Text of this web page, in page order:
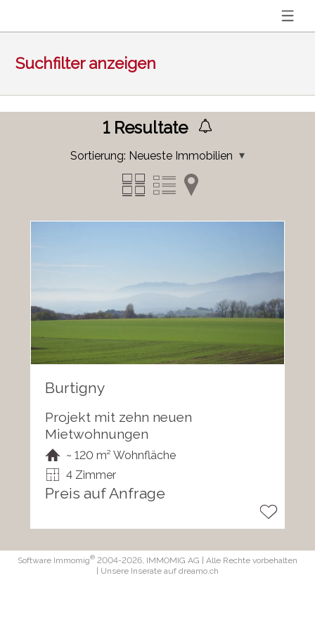
Suchfilter anzeigen
1Resultate
Sortierung: Neueste Immobilien
Burtigny
Projekt mit zehn neuen
Mietwohnungen
~ 120 m² Wohnfläche
4 Zimmer
Preis auf Anfrage
Software Immomig® 2004-2026, IMMOMIG AG | Alle Rechte vorbehalten
| Unsere Inserate auf dreamo.ch